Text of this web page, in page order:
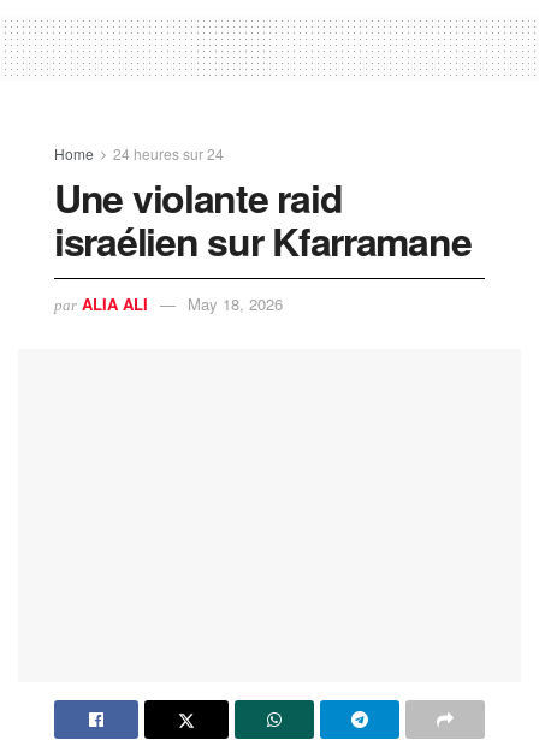
Home 24 heures sur 24
Une violante raid
israélien sur Kfarramane
par ALIA ALI May 18, 2026